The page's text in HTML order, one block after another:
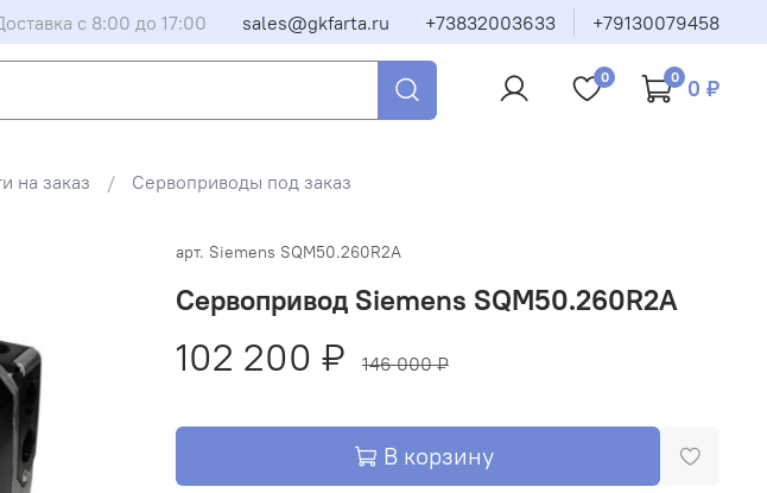
с 8:00 до 17:00 sales@gkfarta.ru +73832003633 +79130079458
0 0 0 ₽
на заказ Сервоприводы под заказ
арт. Siemens SQM50.260R2A
Сервопривод Siemens SQM50.260R2A
102 200 ₽ 146 000 ₽
В корзину